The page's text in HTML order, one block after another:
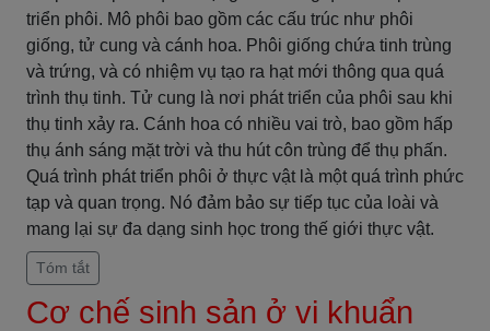
triển phôi. Mô phôi bao gồm các cấu trúc như phôi
giống, tử cung và cánh hoa. Phôi giống chứa tinh trùng
và trứng, và có nhiệm vụ tạo ra hạt mới thông qua quá
trình thụ tinh. Tử cung là nơi phát triển của phôi sau khi
thụ tinh xảy ra. Cánh hoa có nhiều vai trò, bao gồm hấp
thụ ánh sáng mặt trời và thu hút côn trùng để thụ phấn.
Quá trình phát triển phôi ở thực vật là một quá trình phức
tạp và quan trọng. Nó đảm bảo sự tiếp tục của loài và
mang lại sự đa dạng sinh học trong thế giới thực vật.
Tóm tắt
Cơ chế sinh sản ở vi khuẩn